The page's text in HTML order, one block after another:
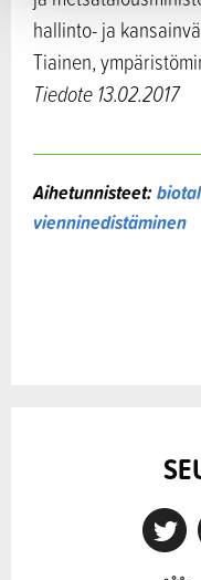
hallinto- ja
Tiainen,
Tiedote 13.02.2017
Aihetunnisteet:
vienninedistäminen
X